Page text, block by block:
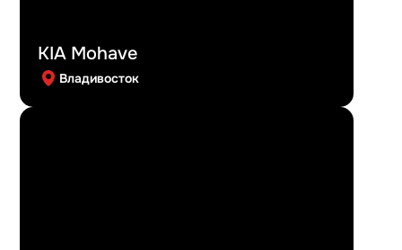
KIA Mohave
Владивосток